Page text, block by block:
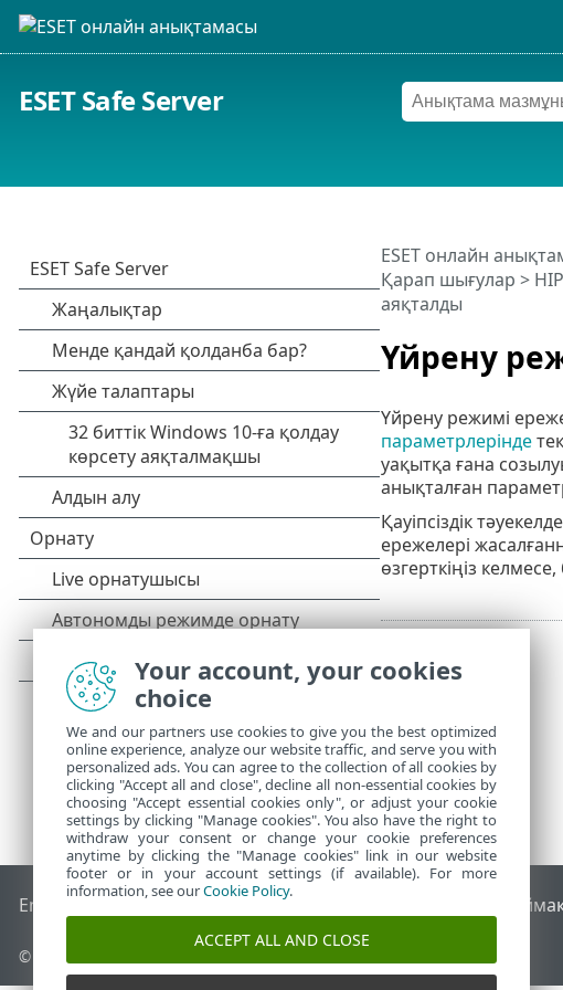
ESET Safe Server
Үйрену
ESET онлайн
Қарап шығулар >
аяқталды
Үйрену режимі
параметрлерінде
уақытқа ғана
анықталған
Қауіпсіздік
ережелері
өзгерткіңіз
End of Life ESET білім қоры ESET форумы
© 1992 - 2026 ESET, spol. s r.o. - Барлық құқықтары қорғалған.
Your account, your cookies
choice
We and our partners use cookies to give you the best optimized
online experience, analyze our website traffic, and serve you with
personalized ads. You can agree to the collection of all cookies by
clicking "Accept all and close", decline all non-essential cookies by
choosing "Accept essential cookies only", or adjust your cookie
settings by clicking "Manage cookies". You also have the right to
withdraw your consent or change your cookie preferences
anytime by clicking the "Manage cookies" link in our website
footer or in your account settings (if available). For more
information, see ourCookie Policy.
ACCEPT ALL AND CLOSE